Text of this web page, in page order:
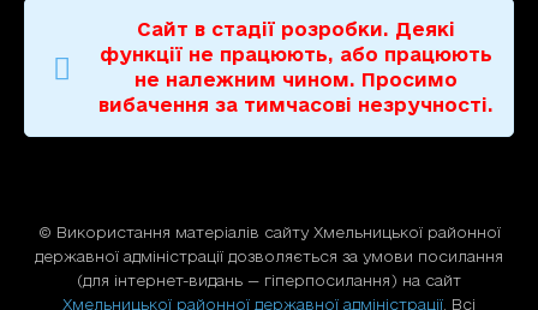
Сайт в стадії розробки. Деякі
функції не працюють, або працюють
не належним чином. Просимо
вибачення за тимчасові незручності.
© Використання матерiалiв сайту Хмельницької районної
державної адміністрації дозволяється за умови посилання
(для iнтернет-видань — гiперпосилання) на сайт
Хмельницької районної державної адміністрації . Всі